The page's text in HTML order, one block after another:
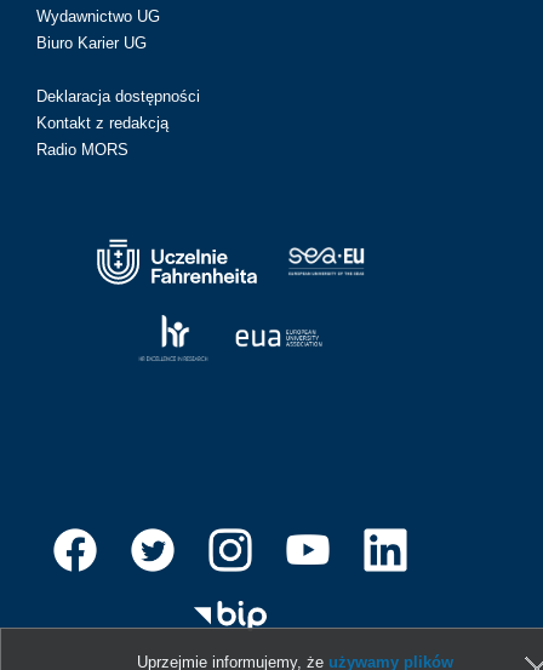
Wydawnictwo UG
Biuro Karier UG
Deklaracja dostępności
Kontakt z redakcją
Radio MORS
Uprzejmie informujemy, że używamy plików